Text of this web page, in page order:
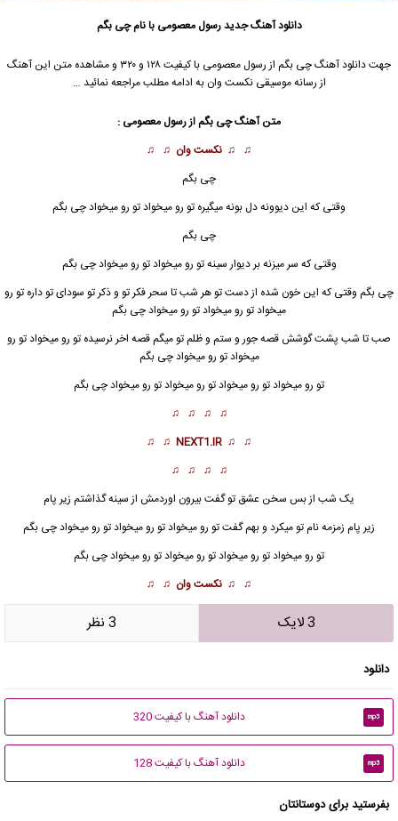
دانلود آهنگ جدیدرسول معصومی با نام چی بگم
جهت دانلود آهنگ چی بگم از رسول معصومی
با کیفیت ۱۲۸ و ۳۲۰ و مشاهده متن این آهنگ
از رسانه موسیقی نکست وان به ادامه مطلب مراجعه نمائید …
متن آهنگ چی بگم ازرسول معصومی :
♫ ♫ نکست وان ♫ ♫
چی بگم
وقتی که این دیوونه دل بونه میگیره تو رو میخواد تو رو میخواد چی بگم
چی بگم
وقتی که سر میزنه بر دیوار سینه تو رو میخواد تو رو میخواد چی بگم
چی بگم وقتی که این خون شده از دست تو هر شب تا سحر فکر تو و ذکر تو سودای تو داره تو رو
میخواد تو رو میخواد تو رو میخواد چی بگم
صب تا شب پشت گوشش قصه جور و ستم و ظلم تو میگم قصه اخر نرسیده تو رو میخواد تو رو
میخواد تو رو میخواد چی بگم
تو رو میخواد تو رو میخواد تو رو میخواد تو رو میخواد چی بگم
♫ ♫ ♫ ♫
♫ ♫
NEXT1.IR
♫ ♫
♫ ♫ ♫ ♫
یک شب از بس سخن عشق تو گفت بیرون اوردمش از سینه گذاشتم زیر پام
زیر پام زمزمه نام تو میکرد و بهم گفت تو رو میخواد تو رو میخواد تو رو میخواد چی بگم
تو رو میخواد تو رو میخواد تو رو میخواد تو رو میخوادچی بگم
♫ ♫ نکست وان ♫ ♫
3 لایک 3 نظر
دانلود
mp3 دانلود آهنگ با کیفیت 320
mp3 دانلود آهنگ با کیفیت 128
بفرستید برای دوستانتان